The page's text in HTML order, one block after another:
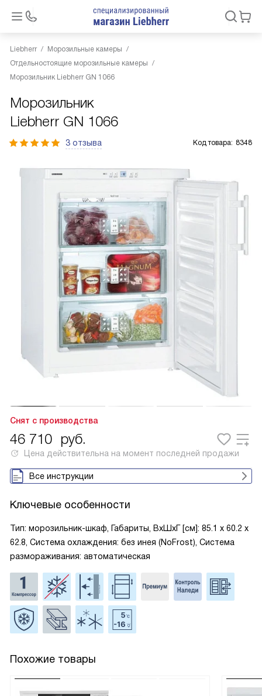
Liebherr
Морозильные камеры
Отдельностоящие морозильные камеры
Морозильник Liebherr GN 1066
Морозильник
Liebherr GN 1066
3 отзыва Код товара: 8348
Снят с производства
46 710 руб.
Цена действительна на момент последней продажи
Все инструкции
Ключевые особенности
Тип: морозильник-шкаф, Габариты, ВxШxГ [см]: 85.1 х 60.2 х
62.8, Система охлаждения: без инея (NoFrost), Система
размораживания: автоматическая
Похожие товары